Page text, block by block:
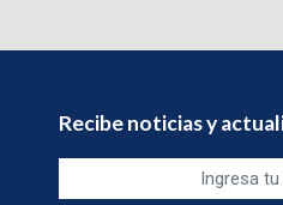
Recibe noticias y